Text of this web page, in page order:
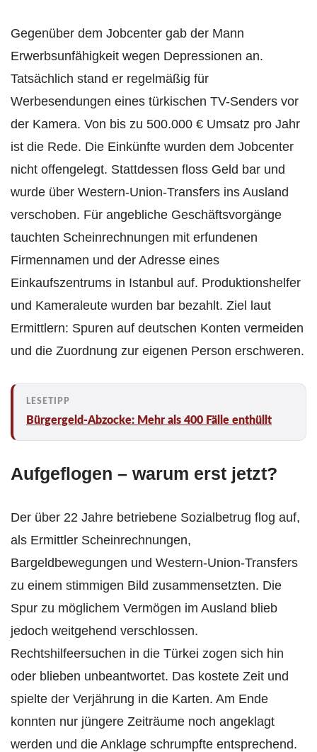
Gegenüber dem Jobcenter gab der Mann
Erwerbsunfähigkeit wegen Depressionen an.
Tatsächlich stand er regelmäßig für
Werbesendungen eines türkischen TV-Senders vor
der Kamera. Von bis zu 500.000 € Umsatz pro Jahr
ist die Rede. Die Einkünfte wurden dem Jobcenter
nicht offengelegt. Stattdessen floss Geld bar und
wurde über Western-Union-Transfers ins Ausland
verschoben. Für angebliche Geschäftsvorgänge
tauchten Scheinrechnungen mit erfundenen
Firmennamen und der Adresse eines
Einkaufszentrums in Istanbul auf. Produktionshelfer
und Kameraleute wurden bar bezahlt. Ziel laut
Ermittlern: Spuren auf deutschen Konten vermeiden
und die Zuordnung zur eigenen Person erschweren.
Bürgergeld-Abzocke: Mehr als 400 Fälle enthüllt
Aufgeflogen – warum erst jetzt?
Der über 22 Jahre betriebene Sozialbetrug flog auf,
als Ermittler Scheinrechnungen,
Bargeldbewegungen und Western-Union-Transfers
zu einem stimmigen Bild zusammensetzten. Die
Spur zu möglichem Vermögen im Ausland blieb
jedoch weitgehend verschlossen.
Rechtshilfeersuchen in die Türkei zogen sich hin
oder blieben unbeantwortet. Das kostete Zeit und
spielte der Verjährung in die Karten. Am Ende
konnten nur jüngere Zeiträume noch angeklagt
werden und die Anklage schrumpfte entsprechend.